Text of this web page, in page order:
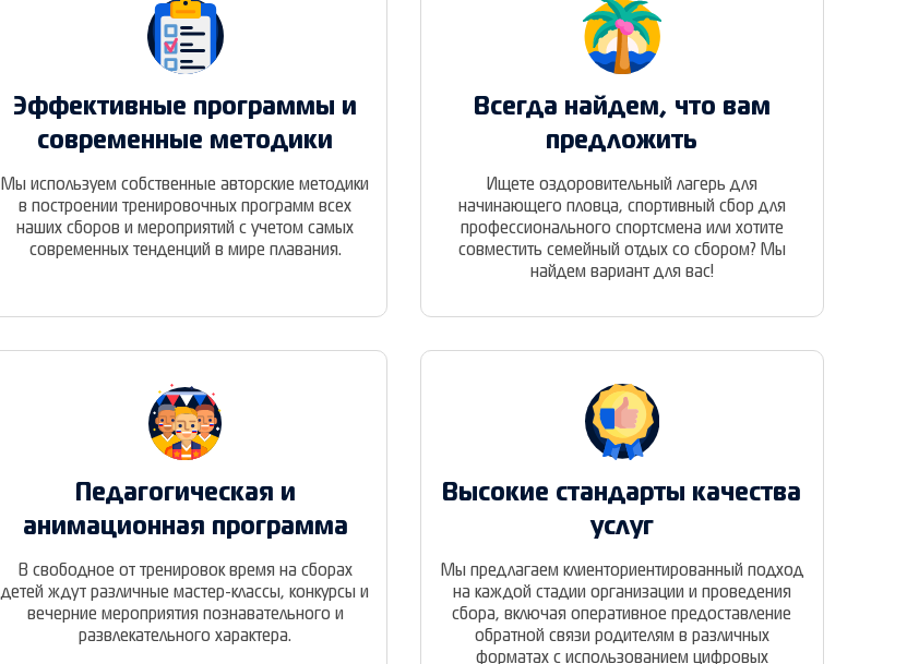
Эффективные программы и
современные методики
Мы используем собственные авторские методики
в построении тренировочных программ всех
наших сборов и мероприятий с учетом самых
современных тенденций в мире плавания.
Всегда найдем, что вам
предложить
Ищете оздоровительный лагерь для
начинающего пловца, спортивный сбор для
профессионального спортсмена или хотите
совместить семейный отдых со сбором? Мы
найдем вариант для вас!
Педагогическая и
анимационная программа
В свободное от тренировок время на сборах
детей ждут различные мастер-классы, конкурсы и
вечерние мероприятия познавательного и
развлекательного характера.
Высокие стандарты качества
услуг
Мы предлагаем клиенториентированный подход
на каждой стадии организации и проведения
сбора, включая оперативное предоставление
обратной связи родителям в различных
форматах с использованием цифровых